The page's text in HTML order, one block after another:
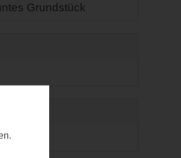
Grundstück